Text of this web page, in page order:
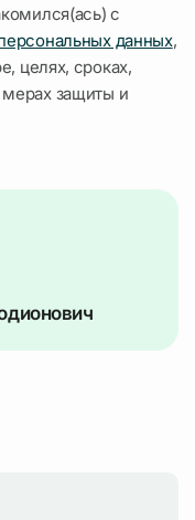
с
данных,
целях, сроках,
защиты и